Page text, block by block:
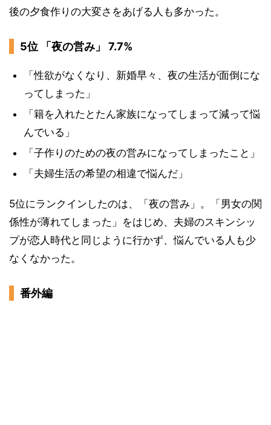
後の夕食作りの大変さをあげる人も多かった。
5位 「夜の営み」 7.7%
「性欲がなくなり、新婚早々、夜の生活が面倒にな
ってしまった」
「籍を入れたとたん家族になってしまって減って悩
んでいる」
「子作りのための夜の営みになってしまったこと」
「夫婦生活の希望の相違で悩んだ」
5位にランクインしたのは、「夜の営み」。「男女の関
係性が薄れてしまった」をはじめ、夫婦のスキンシッ
プが恋人時代と同じように行かず、悩んでいる人も少
なくなかった。
番外編